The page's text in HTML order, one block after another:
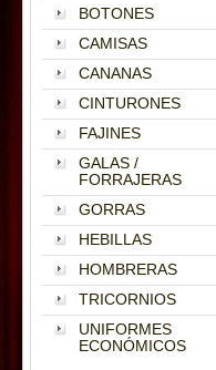
BOTONES
CAMISAS
CANANAS
CINTURONES
FAJINES
GALAS /
FORRAJERAS
GORRAS
HEBILLAS
HOMBRERAS
TRICORNIOS
UNIFORMES
ECONÓMICOS